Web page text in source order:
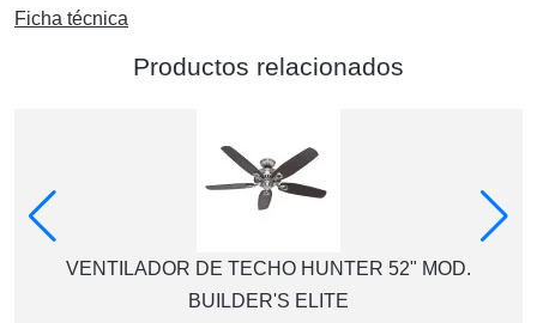
Ficha técnica
Productos relacionados
VENTILADOR DE TECHO HUNTER 52" MOD.
BUILDER'S ELITE